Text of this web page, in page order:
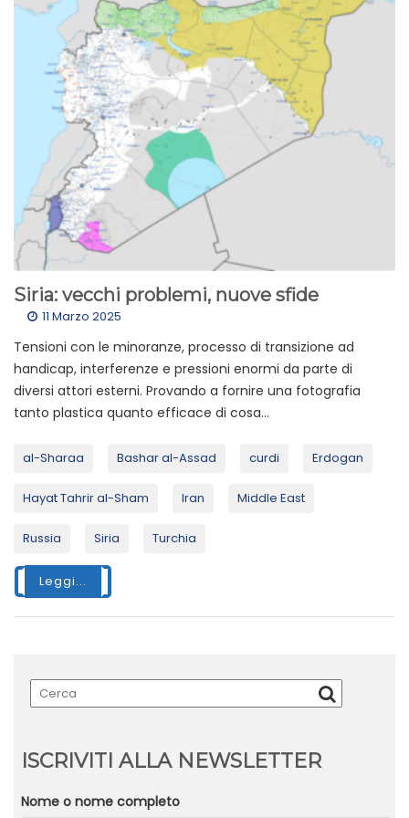
Siria: vecchi problemi, nuove sfide
11 Marzo 2025
Tensioni con le minoranze, processo di transizione ad
handicap, interferenze e pressioni enormi da parte di
diversi attori esterni. Provando a fornire una fotografia
tanto plastica quanto efficace di cosa...
al-Sharaa Bashar al-Assad curdi Erdogan
Hayat Tahrir al-Sham Iran Middle East
Russia Siria Turchia
Leggi...
ISCRIVITI ALLA NEWSLETTER
Nome o nome completo